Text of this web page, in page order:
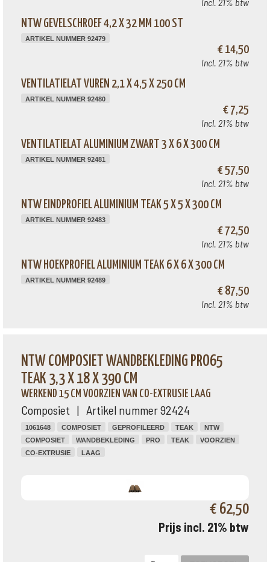
NTW GEVELSCHROEF 4,2 X 32 MM 100 ST
ARTIKEL NUMMER 92479
€ 14,50
Incl. 21% btw
VENTILATIELAT VUREN 2,1 X 4,5 X 250 CM
ARTIKEL NUMMER 92480
€ 7,25
Incl. 21% btw
VENTILATIELAT ALUMINIUM ZWART 3 X 6 X 300 CM
ARTIKEL NUMMER 92481
€ 57,50
Incl. 21% btw
NTW EINDPROFIEL ALUMINIUM TEAK 5 X 5 X 300 CM
ARTIKEL NUMMER 92483
€ 72,50
Incl. 21% btw
NTW HOEKPROFIEL ALUMINIUM TEAK 6 X 6 X 300 CM
ARTIKEL NUMMER 92489
€ 87,50
Incl. 21% btw
NTW COMPOSIET WANDBEKLEDING PRO65
TEAK 3,3 X 18 X 390 CM
WERKEND 15 CM VOORZIEN VAN CO-EXTRUSIE LAAG
Composiet | Artikel nummer 92424
1061648 COMPOSIET GEPROFILEERD TEAK
NTW
COMPOSIET
WANDBEKLEDING PRO TEAK
VOORZIEN
CO-EXTRUSIE
LAAG
€ 62,50
Prijs incl. 21% btw